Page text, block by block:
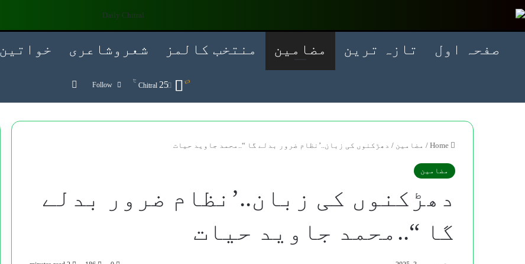
صفحہ اول تازہ ترین مضامین منتخب کالمز شعروشاعری خواتین
Chitral 25
℃
Follow
/ مضامین / دھڑکنوں کی زبان..’نظام ضرور بدلے گا “..محمد جاوید حیات
مضامین
دھڑکنوں کی زبان..’نظام ضرور بدلے
گا “..محمد جاوید حیات